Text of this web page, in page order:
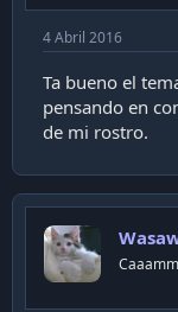
4 Abril 2016
Ta bueno el
pensando en
de mi rostro.